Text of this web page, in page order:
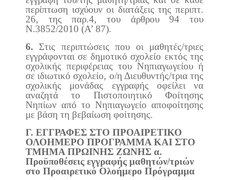
περίπτωση ισχύουν οι διατάξεις της περιπτ.
26, της παρ.4, του άρθρου 94 του
Ν.3852/2010 (Α’ 87).
6. Στις περιπτώσεις που οι μαθητές/τριες
εγγράφονται σε δημοτικό σχολείο εκτός της
σχολικής περιφέρειας του Νηπιαγωγείου ή
σε ιδιωτικό σχολείο, ο/η Διευθυντής/τρια της
σχολικής μονάδας εγγραφής οφείλει να
αναζητά το Πιστοποιητικό Φοίτησης
Νηπίων από το Νηπιαγωγείο αποφοίτησης
με βάση τη βεβαίωση φοίτησης.
Γ. ΕΓΓΡΑΦΕΣ ΣΤΟ ΠΡΟΑΙΡΕΤΙΚΟ
ΟΛΟΗΜΕΡΟ ΠΡΟΓΡΑΜΜΑ ΚΑΙ ΣΤΟ
ΤΜΗΜΑ ΠΡΩΙΝΗΣ ΖΩΝΗΣ α.
Προϋποθέσεις εγγραφής μαθητών/τριών
στο Προαιρετικό Ολοήμερο Πρόγραμμα